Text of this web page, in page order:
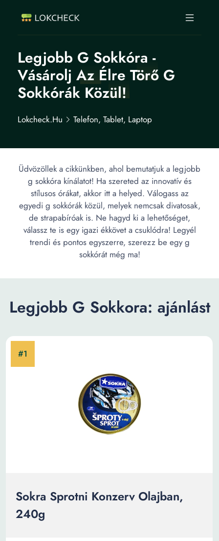
Legjobb G Sokkóra -
Vásárolj Az Élre Törő G
Sokkórák Közül!
Lokcheck.hu Telefon, Tablet, Laptop
Üdvözöllek a cikkünkben, ahol bemutatjuk a legjobb
g sokkóra kínálatot! Ha szereted az innovatív és
stílusos órákat, akkor itt a helyed. Válogass az
egyedi g sokkórák közül, melyek nemcsak divatosak,
de strapabíróak is. Ne hagyd ki a lehetőséget,
válassz te is egy igazi ékkövet a csuklódra! Legyél
trendi és pontos egyszerre, szerezz be egy g
sokkórát még ma!
Legjobb G Sokkora: ajánlást
Sokra Sprotni Konzerv Olajban,
240g